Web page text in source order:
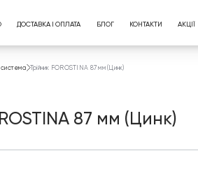
ДОСТАВКА І ОПЛАТА БЛОГ КОНТАКТИ АКЦІЇ
Трійник FOROSTINA 87 мм (Цинк)
87 мм (Цинк)